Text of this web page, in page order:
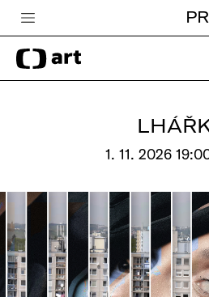
Česká televize
Zpravodajství
Pro děti
edu
Vše o ČT
1. 11. 2026